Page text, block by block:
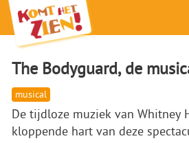
The Bodyguard, de
musical
De tijdloze muziek van Whitney
kloppende hart van deze